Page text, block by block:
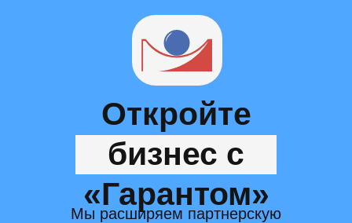
Откройте
бизнес с
«Гарантом»
Мы расширяем партнерскую